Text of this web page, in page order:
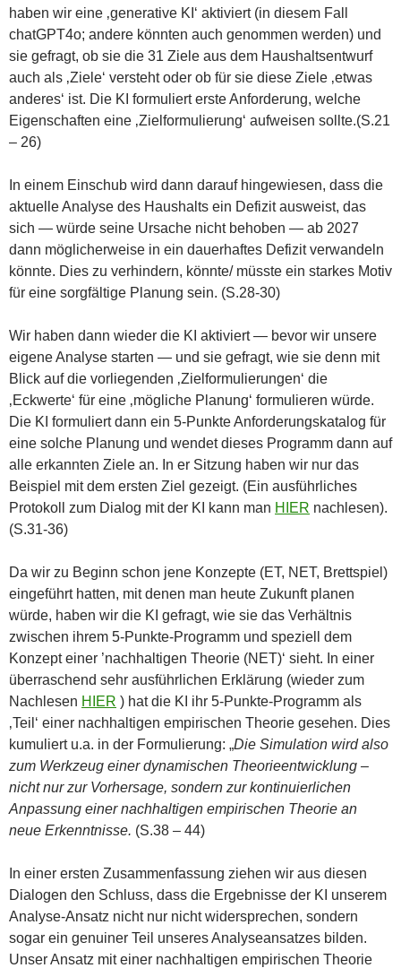
haben wir eine ‚generative KI‘ aktiviert (in diesem Fall
chatGPT4o; andere könnten auch genommen werden) und
sie gefragt, ob sie die 31 Ziele aus dem Haushaltsentwurf
auch als ‚Ziele‘ versteht oder ob für sie diese Ziele ‚etwas
anderes‘ ist. Die KI formuliert erste Anforderung, welche
Eigenschaften eine ‚Zielformulierung‘ aufweisen sollte.(S.21
– 26)
In einem Einschub wird dann darauf hingewiesen, dass die
aktuelle Analyse des Haushalts ein Defizit ausweist, das
sich — würde seine Ursache nicht behoben — ab 2027
dann möglicherweise in ein dauerhaftes Defizit verwandeln
könnte. Dies zu verhindern, könnte/ müsste ein starkes Motiv
für eine sorgfältige Planung sein. (S.28-30)
Wir haben dann wieder die KI aktiviert — bevor wir unsere
eigene Analyse starten — und sie gefragt, wie sie denn mit
Blick auf die vorliegenden ‚Zielformulierungen‘ die
‚Eckwerte‘ für eine ‚mögliche Planung‘ formulieren würde.
Die KI formuliert dann ein 5-Punkte Anforderungskatalog für
eine solche Planung und wendet dieses Programm dann auf
alle erkannten Ziele an. In er Sitzung haben wir nur das
Beispiel mit dem ersten Ziel gezeigt. (Ein ausführliches
Protokoll zum Dialog mit der KI kann man HIER nachlesen).
(S.31-36)
Da wir zu Beginn schon jene Konzepte (ET, NET, Brettspiel)
eingeführt hatten, mit denen man heute Zukunft planen
würde, haben wir die KI gefragt, wie sie das Verhältnis
zwischen ihrem 5-Punkte-Programm und speziell dem
Konzept einer ’nachhaltigen Theorie (NET)‘ sieht. In einer
überraschend sehr ausführlichen Erklärung (wieder zum
Nachlesen HIER ) hat die KI ihr 5-Punkte-Programm als
‚Teil‘ einer nachhaltigen empirischen Theorie gesehen. Dies
kumuliert u.a. in der Formulierung: „Die Simulation wird also
zum Werkzeug einer dynamischen Theorieentwicklung –
nicht nur zur Vorhersage, sondern zur kontinuierlichen
Anpassung einer nachhaltigen empirischen Theorie an
neue Erkenntnisse. (S.38 – 44)
In einer ersten Zusammenfassung ziehen wir aus diesen
Dialogen den Schluss, dass die Ergebnisse der KI unserem
Analyse-Ansatz nicht nur nicht widersprechen, sondern
sogar ein genuiner Teil unseres Analyseansatzes bilden.
Unser Ansatz mit einer nachhaltigen empirischen Theorie